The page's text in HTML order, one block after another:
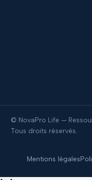
© NovaPro Life —
Tous droits réservés.
Mentions légales